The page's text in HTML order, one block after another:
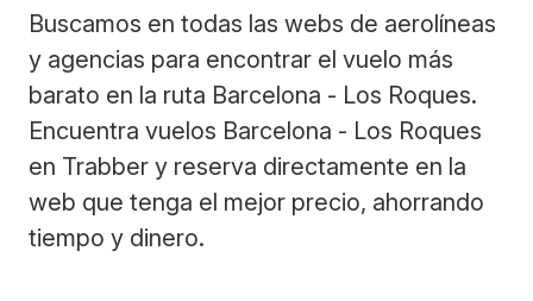
Buscamos en todas las webs de aerolíneas
y agencias para encontrar el vuelo más
barato en la ruta Barcelona - Los Roques.
Encuentra vuelos Barcelona - Los Roques
en Trabber y reserva directamente en la
web que tenga el mejor precio, ahorrando
tiempo y dinero.